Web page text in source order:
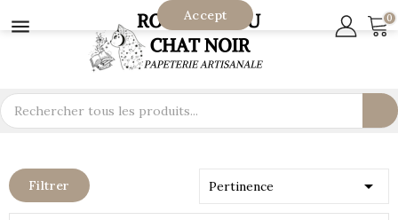
 0
Filtrer Pertinence 
Accept